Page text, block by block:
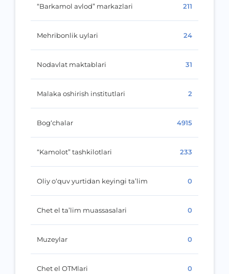
“Barkamol avlod” markazlari 211
Mehribonlik uylari 24
Nodavlat maktablari 31
Malaka oshirish institutlari 2
Bog‘chalar 4915
“Kamolot” tashkilotlari 233
Oliy o‘quv yurtidan keyingi ta’lim 0
Chet el ta’lim muassasalari 0
Muzeylar 0
Chet el OTMlari 0